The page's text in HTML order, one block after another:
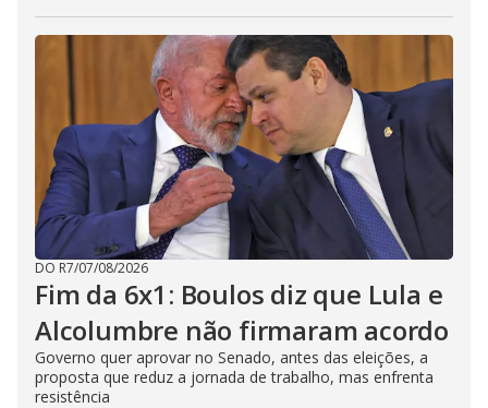
DO R7/07/08/2026
Fim da 6x1: Boulos diz que Lula e
Alcolumbre não firmaram acordo
Governo quer aprovar no Senado, antes das eleições, a
proposta que reduz a jornada de trabalho, mas enfrenta
resistência